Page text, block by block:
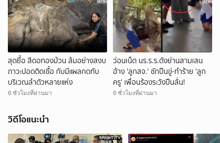
สุดยื้อ สีดอทองม้วน ล้มอย่างสงบ
ภาวะปอดติดเชื้อ กับมีแผลกดทับ
บริเวณลำตัวหลายแห่ง
6 ชั่วโมงที่ผ่านมา
ว่อนเน็ต นร.ร.ร.ดังย่านสามเสน
อ้าง 'ลูกสจ.' ชักปืนขู่-ทำร้าย 'ลูก
ครู' เพื่อนร้องระวังปืนลั่น!
6 ชั่วโมงที่ผ่านมา
วิดีโอแนะนำ